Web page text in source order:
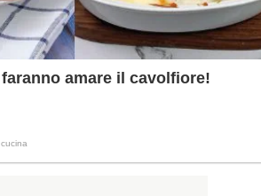
amare il cavolfiore!